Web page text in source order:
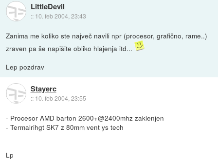
LittleDevil
:: 10. feb 2004, 23:43
Zanima me koliko ste največ navili npr (procesor, grafično, rame..)
zraven pa še napišite obliko hlajenja itd...
Lep pozdrav
Stayerc
:: 10. feb 2004, 23:55
- Procesor AMD barton 2600+@2400mhz zaklenjen
- Termalrihgt SK7 z 80mm vent ys tech
Lp